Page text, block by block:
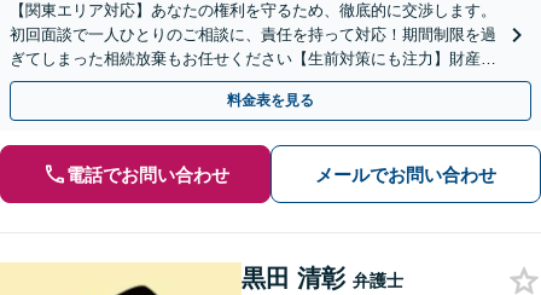
【関東エリア対応】あなたの権利を守るため、徹底的に交渉します。
初回面談で一人ひとりのご相談に、責任を持って対応！期間制限を過
ぎてしまった相続放棄もお任せください【生前対策にも注力】財産管
理から遺言書の作成・執行まで、一括してサポート
料金表を見る
電話でお問い合わせ メールでお問い合わせ
黒田 清彰 弁護士